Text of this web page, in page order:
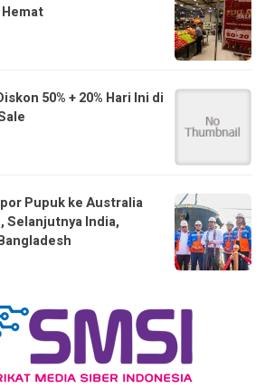
50% + 20% Hari Ini di
Pupuk ke Australia
Selanjutnya India,